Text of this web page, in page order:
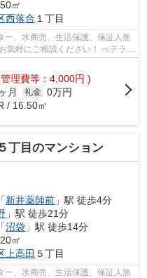
㎡
西落合 １丁目
ー、水商売、生活保護、保証人無
気軽にご相談ください！ べテラン
理費等：4,000円 )
月 礼金 0万円
/ 16.50㎡
丁目のマンション
「新井薬師前 」駅 徒歩4分
」駅 徒歩21分
「沼袋 」駅 徒歩14分
㎡
上高田 ５丁目
ー、水商売、生活保護、保証人無